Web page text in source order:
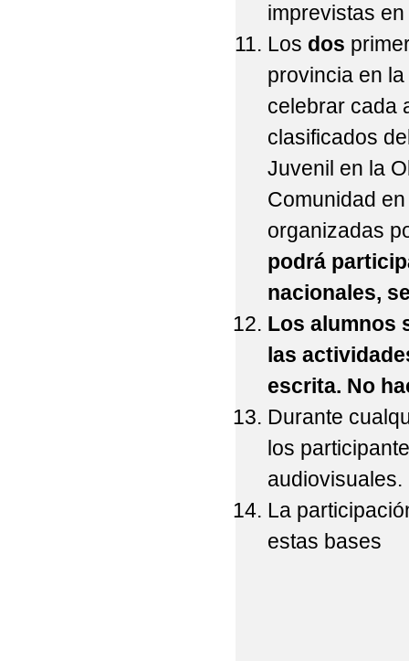
imprevistas
Los dos
provincia en
celebrar cada
clasificados
Juvenil en la
Comunidad
organizadas
podrá
nacionales,
Los alumnos
las
escrita. No
Durante
los
audiovisuales.
La
estas bases